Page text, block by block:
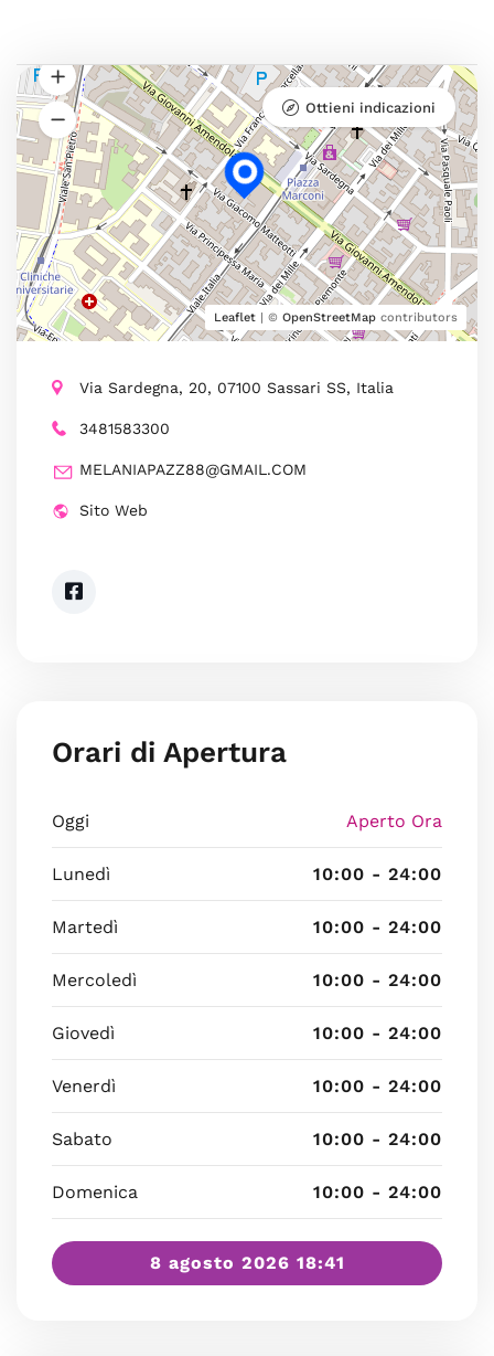
Leaflet | © OpenStreetMap contributors
Ottieni indicazioni
Via Sardegna, 20, 07100 Sassari SS, Italia
3481583300
MELANIAPAZZ88@GMAIL.COM
Sito Web
Orari di Apertura
Oggi Aperto Ora
Lunedì 10:00 - 24:00
Martedì 10:00 - 24:00
Mercoledì 10:00 - 24:00
Giovedì 10:00 - 24:00
Venerdì 10:00 - 24:00
Sabato 10:00 - 24:00
Domenica 10:00 - 24:00
8 agosto 2026 18:41